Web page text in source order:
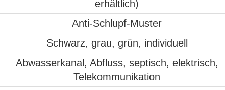
erhältlich)
Anti-Schlupf-Muster
Schwarz, grau, grün, individuell
Abwasserkanal, Abfluss, septisch, elektrisch,
Telekommunikation